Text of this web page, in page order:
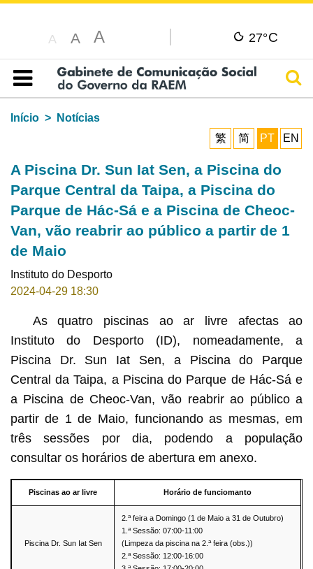
A A A 27°C
Índice
Início
Notícias
繁
简 PT EN
A Piscina Dr. Sun Iat Sen, a Piscina do
Parque Central da Taipa, a Piscina do
Parque de Hác-Sá e a Piscina de Cheoc-
Van, vão reabrir ao público a partir de 1
de Maio
Instituto do Desporto
2024-04-29 18:30
As quatro piscinas ao ar livre afectas ao
Instituto do Desporto (ID), nomeadamente, a
Piscina Dr. Sun Iat Sen, a Piscina do Parque
Central da Taipa, a Piscina do Parque de Hác-Sá e
a Piscina de Cheoc-Van, vão reabrir ao público a
partir de 1 de Maio, funcionando as mesmas, em
três sessões por dia, podendo a população
consultar os horários de abertura em anexo.
Piscinas ao ar livre Horário de funciomanto
Piscina Dr. Sun Iat Sen
2.afeira a Domingo (1 de Maio a 31 de Outubro)
1.aSessão: 07:00-11:00
(Limpeza da piscina na 2.afeira (obs.))
2.aSessão: 12:00-16:00
a